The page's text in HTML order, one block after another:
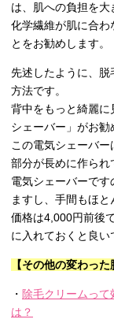
は、肌への負担を大
化学繊維が肌に合わ
とをお勧めします。
先述したように、
方法です。
背中をもっと綺麗に
シェーバー」がお勧
この電気シェーバ
部分が長めに作られ
電気シェーバーで
ますし、手間もほと
価格は4,000円前後
に入れておくと良い
【その他の変わった
・ 除毛クリームっ
は？